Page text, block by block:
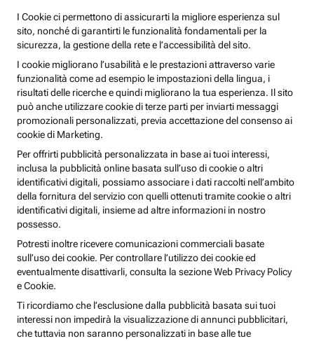
I Cookie ci permettono di assicurarti la migliore esperienza sul
sito, nonché di garantirti le funzionalità fondamentali per la
sicurezza, la gestione della rete e l’accessibilità del sito.
I cookie migliorano l’usabilità e le prestazioni attraverso varie
funzionalità come ad esempio le impostazioni della lingua, i
risultati delle ricerche e quindi migliorano la tua esperienza. Il sito
può anche utilizzare cookie di terze parti per inviarti messaggi
promozionali personalizzati, previa accettazione del consenso ai
cookie di Marketing.
Per offrirti pubblicità personalizzata in base ai tuoi interessi,
inclusa la pubblicità online basata sull’uso di cookie o altri
identificativi digitali, possiamo associare i dati raccolti nell’ambito
della fornitura del servizio con quelli ottenuti tramite cookie o altri
identificativi digitali, insieme ad altre informazioni in nostro
possesso.
Potresti inoltre ricevere comunicazioni commerciali basate
sull’uso dei cookie. Per controllare l’utilizzo dei cookie ed
eventualmente disattivarli, consulta la sezione Web Privacy Policy
e Cookie.
Ti ricordiamo che l’esclusione dalla pubblicità basata sui tuoi
interessi non impedirà la visualizzazione di annunci pubblicitari,
che tuttavia non saranno personalizzati in base alle tue